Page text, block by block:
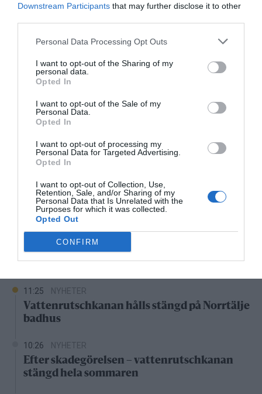
Downstream Participants that may further disclose it to other
Personal Data Processing Opt Outs
I want to opt-out of the Sharing of my
personal data.
Opted In
I want to opt-out of the Sale of my
Personal Data.
Opted In
I want to opt-out of processing my
Personal Data for Targeted Advertising.
Opted In
I want to opt-out of Collection, Use,
Retention, Sale, and/or Sharing of my
Personal Data that Is Unrelated with the
Purposes for which it was collected.
Opted Out
CONFIRM
Norrtälje
18/3 NYA BOLAG
måleriföretag i Norrtälje
Lokalt väder
27°C
09:00
27°C
10:00
28°C
11:00
29°C
12:00
30°C 31°C
14:00
31°C
Senaste nytt
11:25 NYHETER
Vattenrutschkanan hålls stängd på Norrtälje
badhus
10:26 NYHETER
Efter skadegörelsen – vattenrutschkanan
stängd hela sommaren